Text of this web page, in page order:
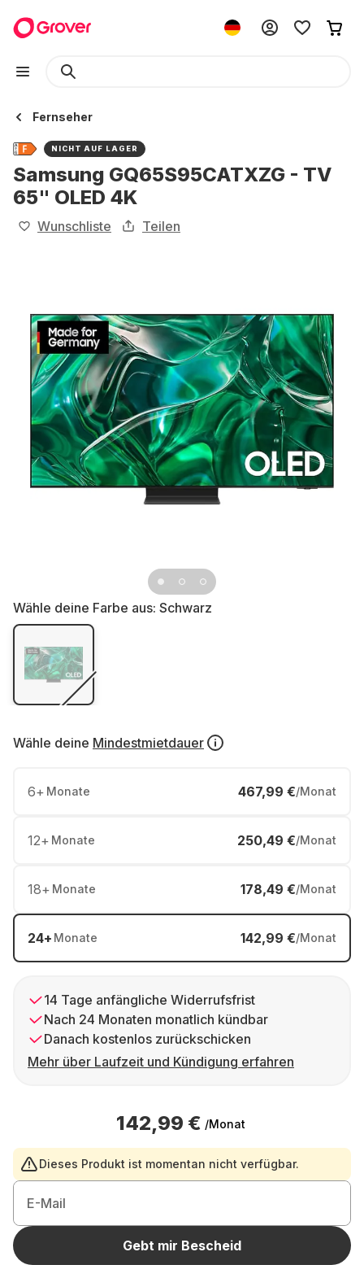
Fernseher
NICHT AUF LAGER
Samsung GQ65S95CATXZG - TV
65" OLED 4K
Wunschliste Teilen
Wähle deine Farbe aus: Schwarz
Wähle deine Mindestmietdauer
6+ Monate 467,99 €/Monat
12+ Monate 250,49 €/Monat
18+ Monate 178,49 €/Monat
24+ Monate 142,99 €/Monat
14 Tage anfängliche Widerrufsfrist
Nach 24 Monaten monatlich kündbar
Danach kostenlos zurückschicken
Mehr über Laufzeit und Kündigung erfahren
142,99 € /Monat
Dieses Produkt ist momentan nicht verfügbar.
E-Mail
Gebt mir Bescheid